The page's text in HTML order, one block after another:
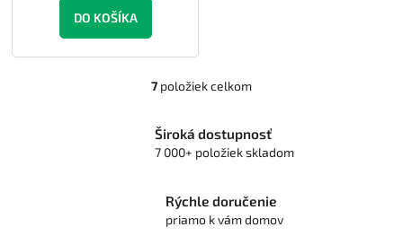
DO KOŠÍKA
O
l
á
d
c
i
e
7 položiek celkom
Široká dostupnosť
7 000+ položiek skladom
Rýchle doručenie
priamo k vám domov